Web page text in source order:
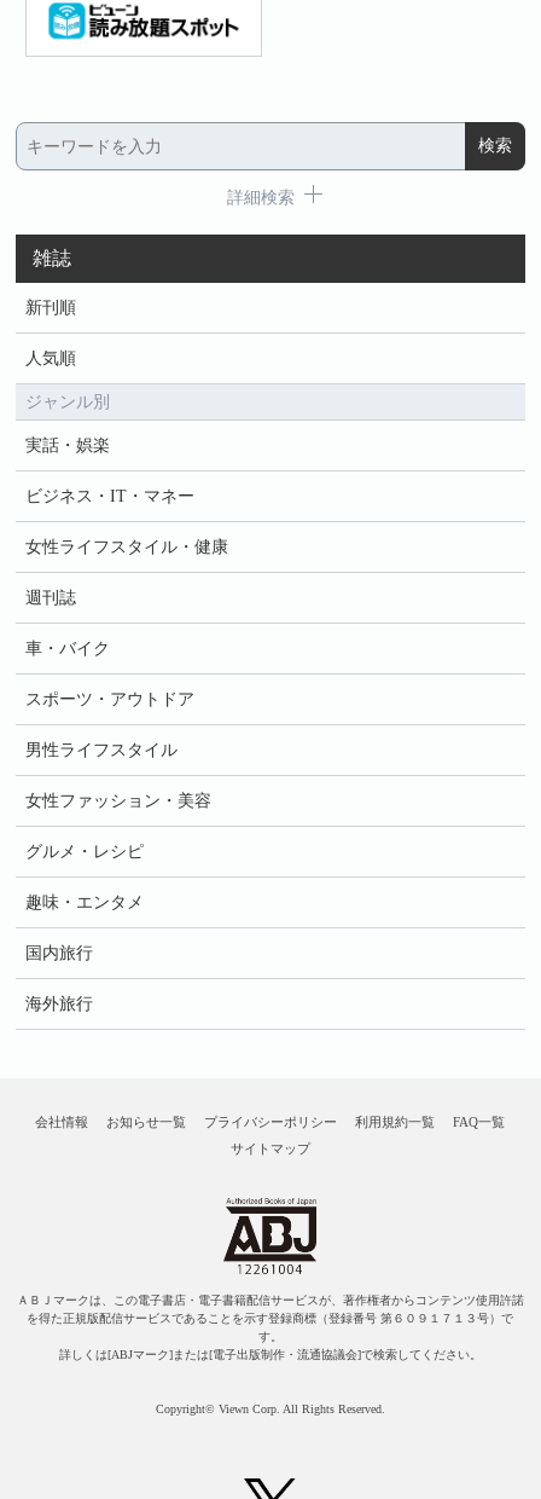
詳細検索
雑誌
新刊順
人気順
ジャンル別
実話・娯楽
ビジネス・IT・マネー
女性ライフスタイル・健康
週刊誌
車・バイク
スポーツ・アウトドア
男性ライフスタイル
女性ファッション・美容
グルメ・レシピ
趣味・エンタメ
国内旅行
海外旅行
会社情報 お知らせ一覧 プライバシーポリシー 利用規約一覧
FAQ一覧
サイトマップ
ＡＢＪマークは、この電子書店・電子書籍配信サービスが、著作権者からコンテンツ使用許諾
を得た正規版配信サービスであることを示す登録商標（登録番号 第６０９１７１３号）で
す。
詳しくは[ABJマーク]または[電子出版制作・流通協議会]で検索してください。
Copyright© Viewn Corp. All Rights Reserved.